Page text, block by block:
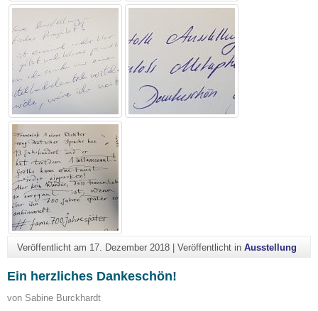
Veröffentlicht am 17. Dezember 2018| Veröffentlicht in Ausstellung
Ein herzliches Dankeschön!
von Sabine Burckhardt